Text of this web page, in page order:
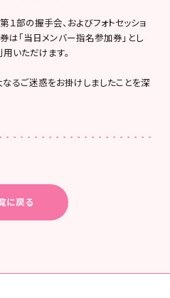
部の握手会、およびフォトセッショ
は「当日メンバー指名参加券」とし
いただけます。
るご迷惑をお掛けしましたことを深
に戻る